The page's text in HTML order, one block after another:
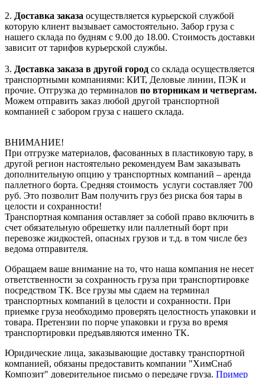
2. Доставка заказа осуществляется курьерской службой
которую клиент вызывает самостоятельно. Забор груза с
нашего склада по будням с 9.00 до 18.00. Стоимость доставки
зависит от тарифов курьерской службы.
3. Доставка заказа в другой город со склада осуществляется
транспортными компаниями: КИТ, Деловые линии, ПЭК и
прочие. Отгрузка до терминалов по вторникам и четвергам.
Можем отправить заказ любой другой транспортной
компанией с забором груза с нашего склада.
ВНИМАНИЕ!
При отгрузке материалов, фасованных в пластиковую тару, в
другой регион настоятельно рекомендуем Вам заказывать
дополнительную опцию у транспортных компаний – аренда
паллетного борта. Средняя стоимость услуги составляет 700
руб. Это позволит Вам получить груз без риска боя тары в
целости и сохранности!
Транспортная компания оставляет за собой право включить в
счет обязательную обрешетку или паллетный борт при
перевозке жидкостей, опасных грузов и т.д. в том числе без
ведома отправителя.
Обращаем ваше внимание на то, что наша компания не несет
ответственности за сохранность груза при транспортировке
посредством ТК. Все грузы мы сдаем на терминал
транспортных компаний в целости и сохранности. При
приемке груза необходимо проверять целостность упаковки и
товара. Претензии по порче упаковки и груза во время
транспортировки предъявляются именно ТК.
Юридические лица, заказывающие доставку транспортной
компанией, обязаны предоставить компании "ХимСнаб
Композит" доверительное письмо о передаче груза. Пример